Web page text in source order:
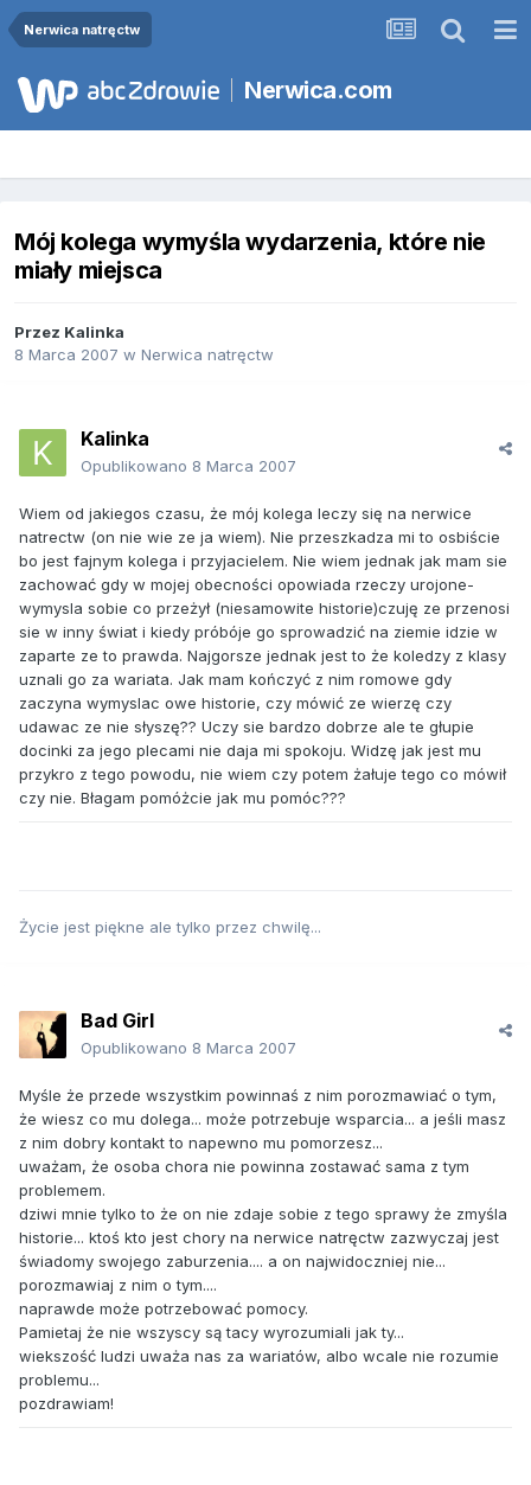
Nerwica natręctw
Nerwica.com
Mój kolega wymyśla wydarzenia, które nie
miały miejsca
Przez Kalinka
8 Marca 2007 w Nerwica natręctw
Kalinka
Opublikowano 8 Marca 2007
Wiem od jakiegos czasu, że mój kolega leczy się na nerwice
natrectw (on nie wie ze ja wiem). Nie przeszkadza mi to osbiście
bo jest fajnym kolega i przyjacielem. Nie wiem jednak jak mam sie
zachować gdy w mojej obecności opowiada rzeczy urojone-
wymysla sobie co przeżył (niesamowite historie)czuję ze przenosi
sie w inny świat i kiedy próbóje go sprowadzić na ziemie idzie w
zaparte ze to prawda. Najgorsze jednak jest to że koledzy z klasy
uznali go za wariata. Jak mam kończyć z nim romowe gdy
zaczyna wymyslac owe historie, czy mówić ze wierzę czy
udawac ze nie słyszę?? Uczy sie bardzo dobrze ale te głupie
docinki za jego plecami nie daja mi spokoju. Widzę jak jest mu
przykro z tego powodu, nie wiem czy potem żałuje tego co mówił
czy nie. Błagam pomóżcie jak mu pomóc???
Życie jest piękne ale tylko przez chwilę...
Bad Girl
Opublikowano 8 Marca 2007
Myśle że przede wszystkim powinnaś z nim porozmawiać o tym,
że wiesz co mu dolega... może potrzebuje wsparcia... a jeśli masz
z nim dobry kontakt to napewno mu pomorzesz...
uważam, że osoba chora nie powinna zostawać sama z tym
problemem.
dziwi mnie tylko to że on nie zdaje sobie z tego sprawy że zmyśla
historie... ktoś kto jest chory na nerwice natręctw zazwyczaj jest
świadomy swojego zaburzenia.... a on najwidoczniej nie...
porozmawiaj z nim o tym....
naprawde może potrzebować pomocy.
Pamietaj że nie wszyscy są tacy wyrozumiali jak ty...
wiekszość ludzi uważa nas za wariatów, albo wcale nie rozumie
problemu...
pozdrawiam!